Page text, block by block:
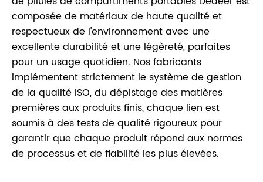
composée de matériaux de haute qualité et
respectueux de l'environnement avec une
excellente durabilité et une légèreté, parfaites
pour un usage quotidien. Nos fabricants
implémentent strictement le système de gestion
de la qualité ISO, du dépistage des matières
premières aux produits finis, chaque lien est
soumis à des tests de qualité rigoureux pour
garantir que chaque produit répond aux normes
de processus et de fiabilité les plus élevées.